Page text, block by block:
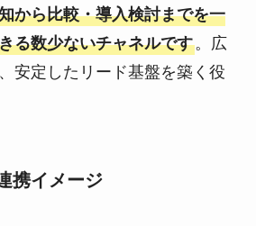
から比較・導入検討までを一
る数少ないチャネルです。広
安定したリード基盤を築く役
携イメージ